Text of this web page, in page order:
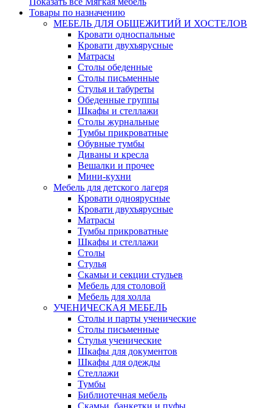
Товары по назначению
МЕБЕЛЬ ДЛЯ ОБЩЕЖИТИЙ И ХОСТЕЛОВ
Кровати односпальные
Кровати двухъярусные
Матрасы
Столы обеденные
Столы письменные
Стулья и табуреты
Обеденные группы
Шкафы и стеллажи
Столы журнальные
Тумбы прикроватные
Обувные тумбы
Диваны и кресла
Вешалки и прочее
Мини-кухни
Мебель для детского лагеря
Кровати одноярусные
Кровати двухъярусные
Матрасы
Тумбы прикроватные
Шкафы и стеллажи
Столы
Стулья
Скамьи и секции стульев
Мебель для столовой
Мебель для холла
УЧЕНИЧЕСКАЯ МЕБЕЛЬ
Столы и парты ученические
Столы письменные
Стулья ученические
Шкафы для документов
Шкафы для одежды
Стеллажи
Тумбы
Библиотечная мебель
Скамьи, банкетки и пуфы